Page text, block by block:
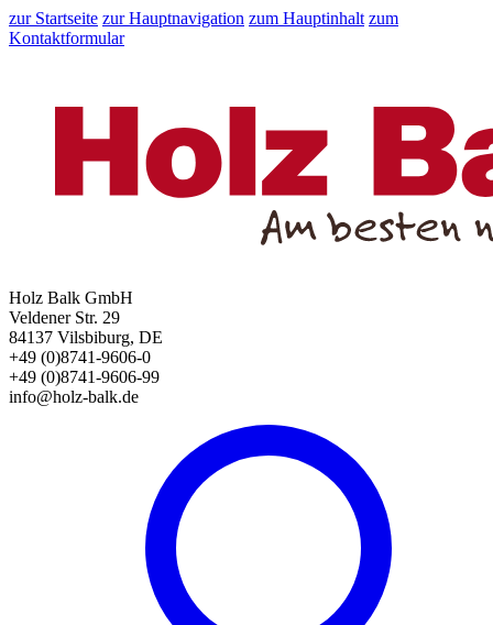
zur Startseite zur Hauptnavigation zum Hauptinhalt zum
Kontaktformular
Holz Balk GmbH
Veldener Str. 29
84137 Vilsbiburg, DE
+49 (0)8741-9606-0
+49 (0)8741-9606-99
info@holz-balk.de